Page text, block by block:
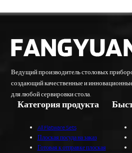
Ведущий производитель столовых
создающий качественные и
для любой сервировки стола.
Категория продукта
All Flatware Sets
Плоская посуда на заказ
Готовая к отправке плоская